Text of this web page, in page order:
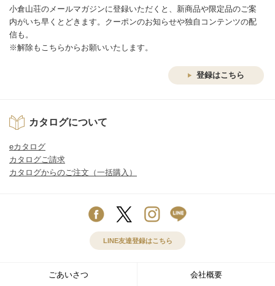
小倉山荘のメールマガジンに登録いただくと、新商品や限定品のご案
内がいち早くとどきます。クーポンのお知らせや独自コンテンツの配
信も。
※解除もこちらからお願いいたします。
登録はこちら
カタログについて
eカタログ
カタログご請求
カタログからのご注文（一括購入）
LINE友達登録はこちら
ごあいさつ 会社概要